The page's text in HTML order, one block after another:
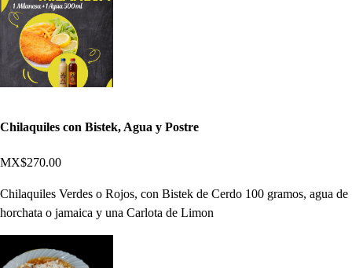
Chilaquiles con Bistek, Agua y Postre
MX$270.00
Chilaquiles Verdes o Rojos, con Bistek de Cerdo 100 gramos, agua de
horchata o jamaica y una Carlota de Limon